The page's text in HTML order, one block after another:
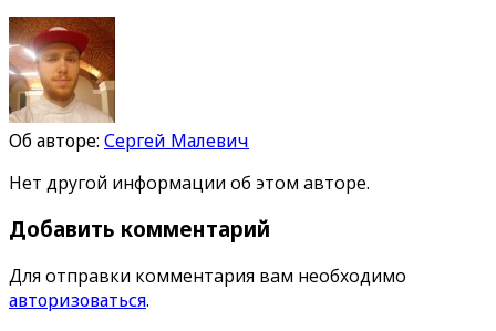
Об авторе: Сергей Малевич
Нет другой информации об этом авторе.
Добавить комментарий
Для отправки комментария вам необходимо
авторизоваться.